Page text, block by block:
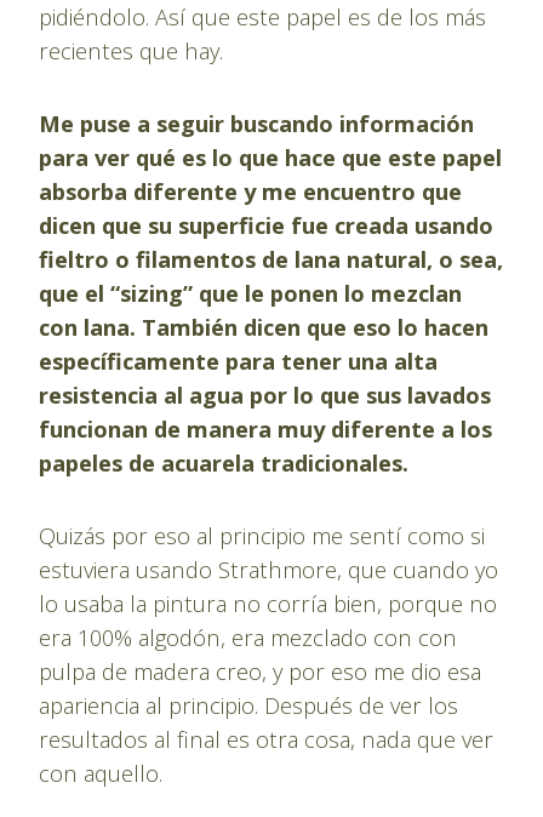
pidiéndolo. Así que este papel es de los más
recientes que hay.
Me puse a seguir buscando información
para ver qué es lo que hace que este papel
absorba diferente y me encuentro que
dicen que su superficie fue creada usando
fieltro o filamentos de lana natural, o sea,
que el “sizing” que le ponen lo mezclan
con lana. También dicen que eso lo hacen
específicamente para tener una alta
resistencia al agua por lo que sus lavados
funcionan de manera muy diferente a los
papeles de acuarela tradicionales.
Quizás por eso al principio me sentí como si
estuviera usando Strathmore, que cuando yo
lo usaba la pintura no corría bien, porque no
era 100% algodón, era mezclado con con
pulpa de madera creo, y por eso me dio esa
apariencia al principio. Después de ver los
resultados al final es otra cosa, nada que ver
con aquello.